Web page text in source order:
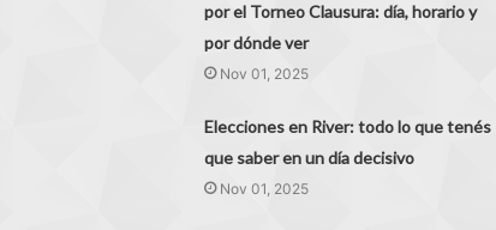
por el Torneo Clausura: día, horario y
por dónde ver
Nov 01, 2025
Elecciones en River: todo lo que tenés
que saber en un día decisivo
Nov 01, 2025